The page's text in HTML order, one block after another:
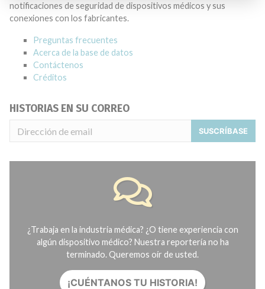
notificaciones de seguridad de dispositivos médicos y sus
conexiones con los fabricantes.
Preguntas frecuentes
Acerca de la base de datos
Contáctenos
Créditos
HISTORIAS EN SU CORREO
SUSCRÍBASE
¿Trabaja en la industria médica? ¿O tiene experiencia con
algún dispositivo médico? Nuestra reportería no ha
terminado. Queremos oír de usted.
¡CUÉNTANOS TU HISTORIA!